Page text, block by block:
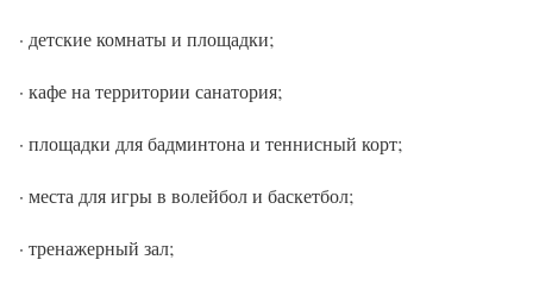
· детские комнаты и площадки;
· кафе на территории санатория;
· площадки для бадминтона и теннисный корт;
· места для игры в волейбол и баскетбол;
· тренажерный зал;